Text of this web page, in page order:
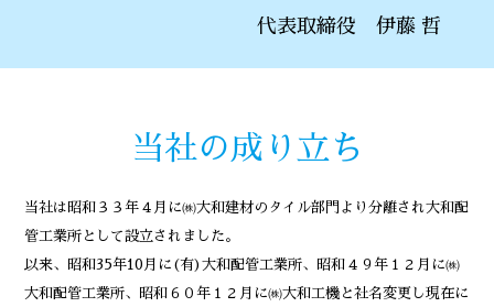
代表取締役 伊藤 哲
当社の成り立ち
当社は昭和３３年４月に㈱大和建材のタイル部門より分離され大和配
管工業所として設立されました。
以来、昭和35年10月に(有)大和配管工業所、昭和４９年１２月に㈱
大和配管工業所、昭和６０年１２月に㈱大和工機と社名変更し現在に